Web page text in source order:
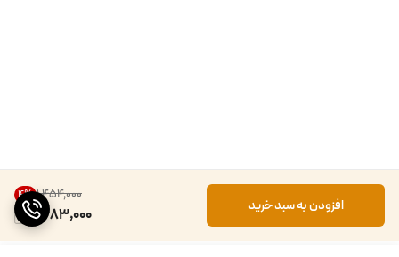
۱٬۴۵۴٬۰۰۰ 4%
1,383,000 افزودن به سبد خرید